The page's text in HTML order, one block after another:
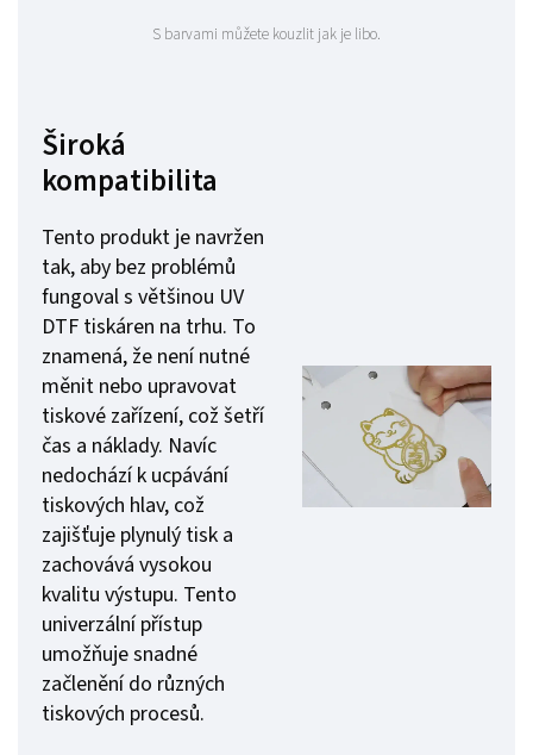
S barvami můžete kouzlit jak je libo.
Široká
kompatibilita
Tento produkt je navržen
tak, aby bez problémů
fungoval s většinou UV
DTF tiskáren na trhu. To
znamená, že není nutné
měnit nebo upravovat
tiskové zařízení, což šetří
čas a náklady. Navíc
nedochází k ucpávání
tiskových hlav, což
zajišťuje plynulý tisk a
zachovává vysokou
kvalitu výstupu. Tento
univerzální přístup
umožňuje snadné
začlenění do různých
tiskových procesů.